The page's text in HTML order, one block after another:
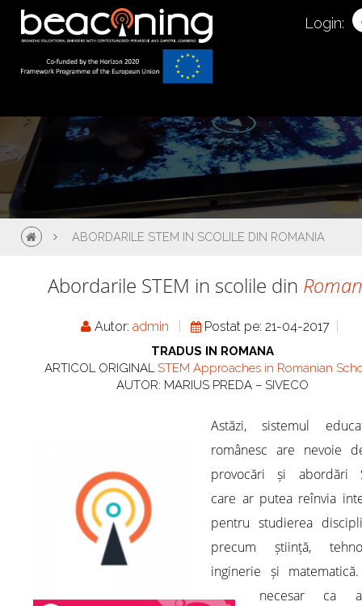
Login:
ABORDARILE STEM IN SCOLILE DIN ROMANIA
Abordarile STEM in scolile din
Autor: admin Postat pe: 21-04-2017
TRADUS IN ROMANA
ARTICOL ORIGINAL STEM Approaches in Romanian
AUTOR: MARIUS PREDA – SIVECO
Astăzi, sistemul
românesc are nevoie
provocări și abordări
care ar putea reînvia
pentru studierea
precum știință,
inginerie și
necesar ca